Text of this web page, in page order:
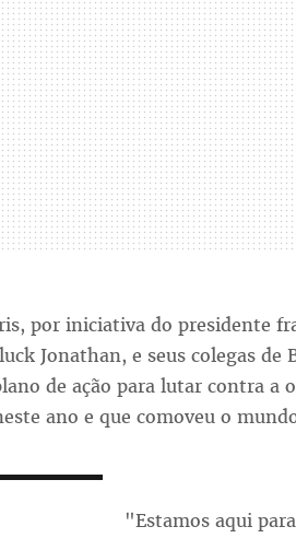
por iniciativa do presidente
Jonathan, e seus colegas de
de ação para lutar contra a
ano e que comoveu o
"Estamos aqui